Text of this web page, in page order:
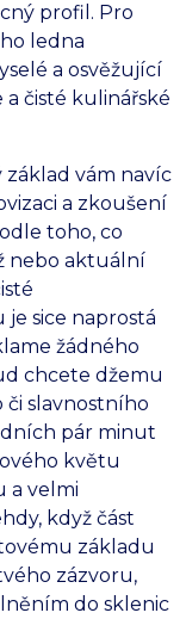
profil. Pro
ledna
a osvěžující
čisté kulinářské
základ vám navíc
a zkoušení
toho, co
nebo aktuální
sice naprostá
žádného
chcete džemu
slavnostního
pár minut
květu
a velmi
když část
základu
zázvoru,
do sklenic